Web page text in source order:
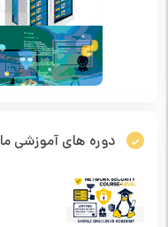
دوره های آموزشی ما